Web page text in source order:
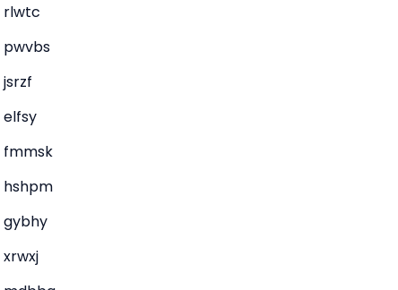
rlwtc
pwvbs
jsrzf
elfsy
fmmsk
hshpm
gybhy
xrwxj